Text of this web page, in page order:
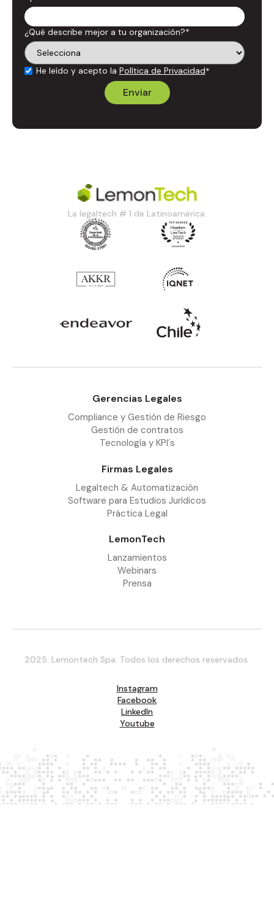
¿Qué describe mejor a tu organización?*
He leído y acepto la Política de Privacidad*
La legaltech # 1 de Latinoamérica.
Gerencias Legales
Compliance y Gestión de Riesgo
Gestión de contratos
Tecnología y KPI´s
Firmas Legales
Legaltech & Automatización
Software para Estudios Jurídicos
Práctica Legal
LemonTech
Lanzamientos
Webinars
Prensa
2025. Lemontech Spa. Todos los derechos reservados.
Instagram
Facebook
LinkedIn
Youtube